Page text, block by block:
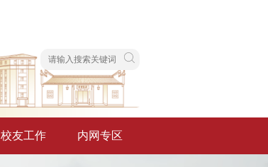
校友工作 内网专区